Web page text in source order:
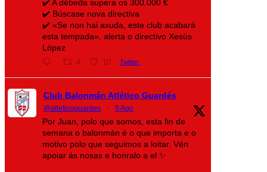
✔️ A débeda supera os 300.000 €
✔️ Búscase nova directiva
✔️ «Se non hai axuda, este club acabará
esta tempada», alerta o directivo Xesús
López
4 10 Twitter
Club Balonmán Atlético Guardés
@atleticoguardes · 5 Ago
Por Juan, polo que somos, esta fin de
semana o balonmán é o que importa e o
motivo polo que seguimos a loitar. Vén
apoiar ás nosas e honralo a el ✨